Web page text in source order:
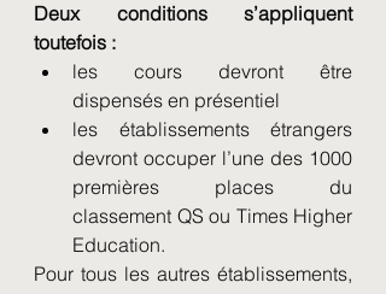
Deux conditions s’appliquent
toutefois :
les cours devront être
dispensés en présentiel
les établissements étrangers
devront occuper l’une des 1000
premières places du
classement QS ou Times Higher
Education.
Pour tous les autres établissements,